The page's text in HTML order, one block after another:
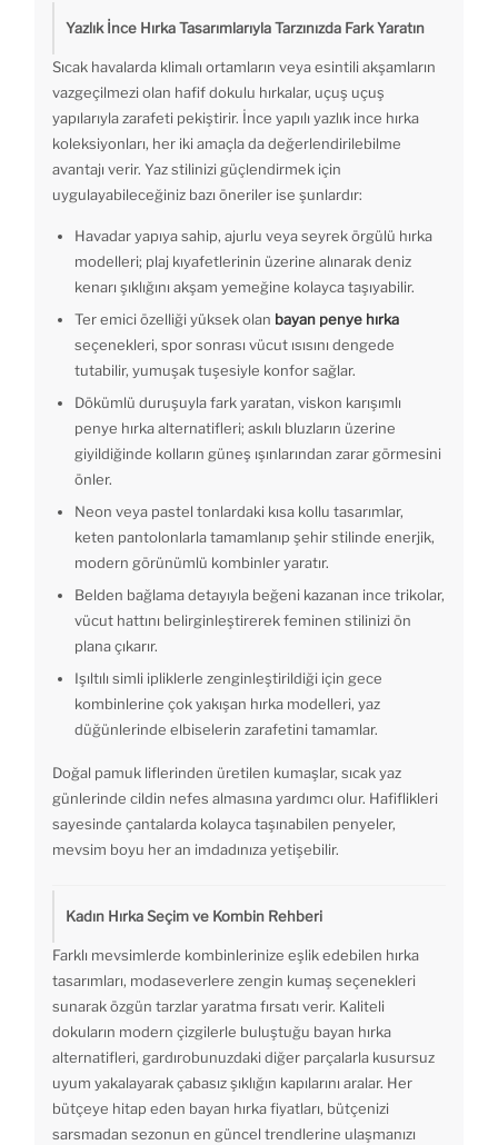
Yazlık İnce Hırka Tasarımlarıyla Tarzınızda Fark Yaratın
Sıcak havalarda klimalı ortamların veya esintili akşamların
vazgeçilmezi olan hafif dokulu hırkalar, uçuş uçuş
yapılarıyla zarafeti pekiştirir. İnce yapılı yazlık ince hırka
koleksiyonları, her iki amaçla da değerlendirilebilme
avantajı verir. Yaz stilinizi güçlendirmek için
uygulayabileceğiniz bazı öneriler ise şunlardır:
Havadar yapıya sahip, ajurlu veya seyrek örgülü hırka
modelleri; plaj kıyafetlerinin üzerine alınarak deniz
kenarı şıklığını akşam yemeğine kolayca taşıyabilir.
Ter emici özelliği yüksek olan bayan penye hırka
seçenekleri, spor sonrası vücut ısısını dengede
tutabilir, yumuşak tuşesiyle konfor sağlar.
Dökümlü duruşuyla fark yaratan, viskon karışımlı
penye hırka alternatifleri; askılı bluzların üzerine
giyildiğinde kolların güneş ışınlarından zarar görmesini
önler.
Neon veya pastel tonlardaki kısa kollu tasarımlar,
keten pantolonlarla tamamlanıp şehir stilinde enerjik,
modern görünümlü kombinler yaratır.
Belden bağlama detayıyla beğeni kazanan ince trikolar,
vücut hattını belirginleştirerek feminen stilinizi ön
plana çıkarır.
Işıltılı simli ipliklerle zenginleştirildiği için gece
kombinlerine çok yakışan hırka modelleri, yaz
düğünlerinde elbiselerin zarafetini tamamlar.
Doğal pamuk liflerinden üretilen kumaşlar, sıcak yaz
günlerinde cildin nefes almasına yardımcı olur. Hafiflikleri
sayesinde çantalarda kolayca taşınabilen penyeler,
mevsim boyu her an imdadınıza yetişebilir.
Kadın Hırka Seçim ve Kombin Rehberi
Farklı mevsimlerde kombinlerinize eşlik edebilen hırka
tasarımları, modaseverlere zengin kumaş seçenekleri
sunarak özgün tarzlar yaratma fırsatı verir. Kaliteli
dokuların modern çizgilerle buluştuğu bayan hırka
alternatifleri, gardırobunuzdaki diğer parçalarla kusursuz
uyum yakalayarak çabasız şıklığın kapılarını aralar. Her
bütçeye hitap eden bayan hırka fiyatları, bütçenizi
sarsmadan sezonun en güncel trendlerine ulaşmanızı